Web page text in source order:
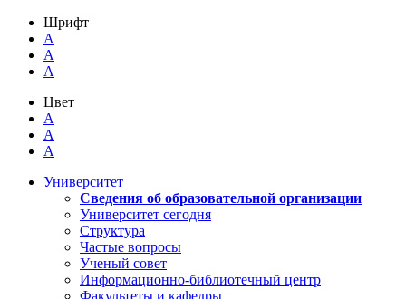
Шрифт
A
A
A
Цвет
A
A
A
Университет
Сведения об образовательной организации
Университет сегодня
Структура
Частые вопросы
Ученый совет
Информационно-библиотечный центр
Факультеты и кафедры